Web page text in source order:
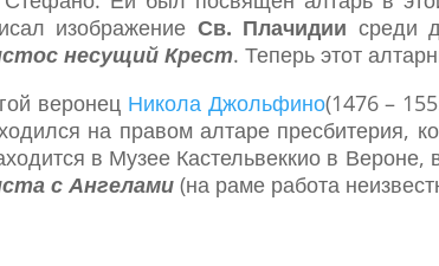
изображение Св. Плачидии среди
несущий Крест. Теперь этот
веронец Никола Джольфино(1476 –
на правом алтаре пресбитерия,
в Музее Кастельвеккио в Вероне,
с Ангелами (на раме работа